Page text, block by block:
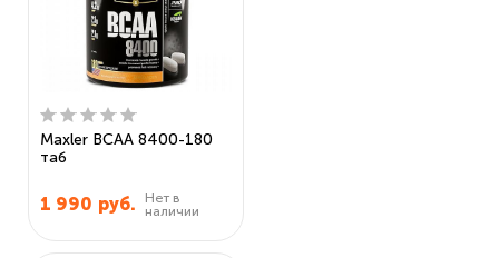
Maxler BCAA 8400-180
таб
1 990 руб.
Нет в
наличии